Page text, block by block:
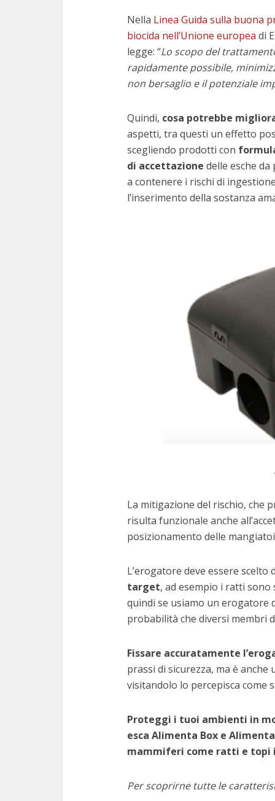
Nella Linea Guida sulla buona
biocida nell’Unione europea di
legge: “Lo scopo del
rapidamente possibile,
non bersaglio e il potenziale
Quindi, cosa potrebbe
aspetti, tra questi un effetto
scegliendo prodotti con
di accettazione delle esche
a contenere i rischi di
l’inserimento della sostanza
La mitigazione del rischio, che
risulta funzionale anche
posizionamento delle
L’erogatore deve essere scelto
target, ad esempio i ratti
quindi se usiamo un erogatore
probabilità che diversi membri
Fissare accuratamente
prassi di sicurezza, ma è
visitandolo lo percepisca come
Proteggi i tuoi ambienti in
esca Alimenta Box e
mammiferi come ratti e topi
Per scoprirne tutte le